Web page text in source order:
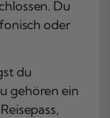
Du
oder
du
gehören ein